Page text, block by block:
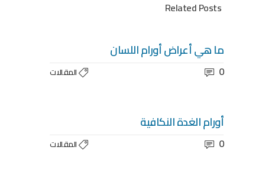
Related Posts
ما هي أعراض أورام اللسان
المقالات 0
أورام الغدة النكافية
المقالات 0